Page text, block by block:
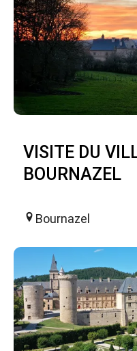
VISITE DU
BOURNAZEL
Bournazel